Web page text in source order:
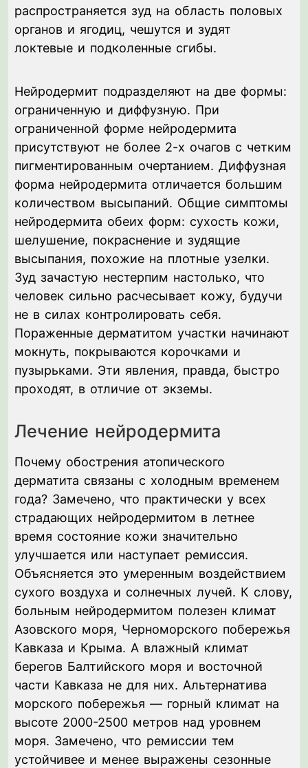
распространяется зуд на область половых
органов и ягодиц, чешутся и зудят
локтевые и подколенные сгибы.
Нейродермит подразделяют на две формы:
ограниченную и диффузную. При
ограниченной форме нейродермита
присутствуют не более 2-х очагов с четким
пигментированным очертанием. Диффузная
форма нейродермита отличается большим
количеством высыпаний. Общие симптомы
нейродермита обеих форм: сухость кожи,
шелушение, покраснение и зудящие
высыпания, похожие на плотные узелки.
Зуд зачастую нестерпим настолько, что
человек сильно расчесывает кожу, будучи
не в силах контролировать себя.
Пораженные дерматитом участки начинают
мокнуть, покрываются корочками и
пузырьками. Эти явления, правда, быстро
проходят, в отличие от экземы.
Лечение нейродермита
Почему обострения атопического
дерматита связаны с холодным временем
года? Замечено, что практически у всех
страдающих нейродермитом в летнее
время состояние кожи значительно
улучшается или наступает ремиссия.
Объясняется это умеренным воздействием
сухого воздуха и солнечных лучей. К слову,
больным нейродермитом полезен климат
Азовского моря, Черноморского побережья
Кавказа и Крыма. А влажный климат
берегов Балтийского моря и восточной
части Кавказа не для них. Альтернатива
морского побережья — горный климат на
высоте 2000-2500 метров над уровнем
моря. Замечено, что ремиссии тем
устойчивее и менее выражены сезонные